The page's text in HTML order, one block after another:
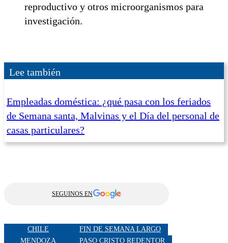
reproductivo y otros microorganismos para
investigación.
Lee también
Empleadas doméstica: ¿qué pasa con los feriados
de Semana santa, Malvinas y el Día del personal de
casas particulares?
SEGUINOS EN
CHILE
FIN DE SEMANA LARGO
MENDOZA
PASO CRISTO REDENTOR